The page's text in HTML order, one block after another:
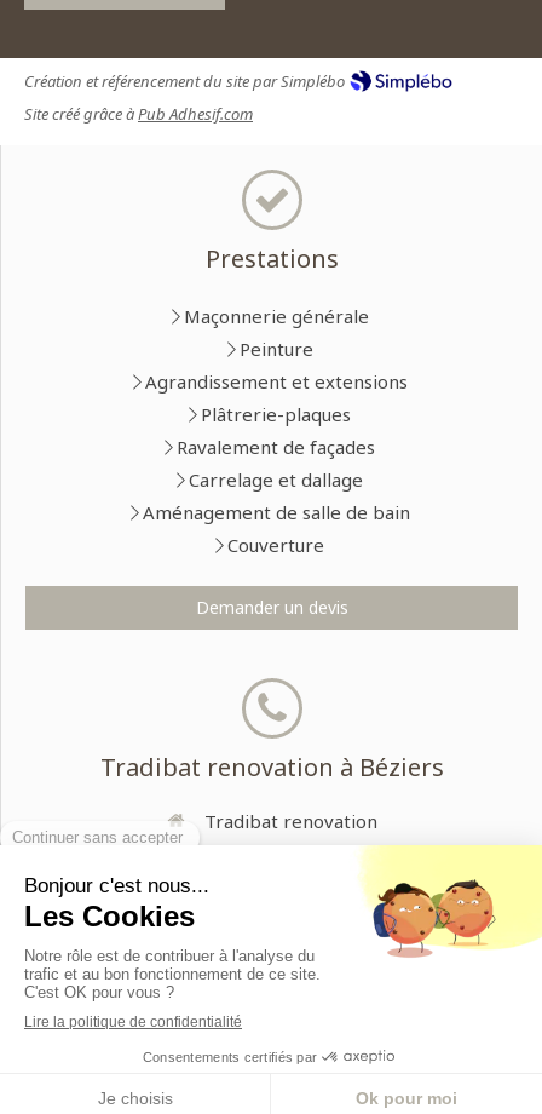
Appeler Localisation
Création et référencement du site par Simplébo
Site créé grâce à Pub Adhesif.com
Prestations
Maçonnerie générale
Peinture
Agrandissement et extensions
Plâtrerie-plaques
Ravalement de façades
Carrelage et dallage
Aménagement de salle de bain
Couverture
Demander un devis
Tradibat renovation à Béziers
Tradibat renovation
09 53 09 82 83